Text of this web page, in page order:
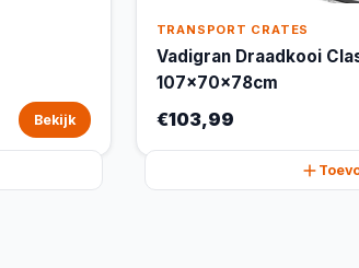
Bekijk
TRANSPORT CRATES
Vadigran Draadkooi
107x70x78cm
€103,99